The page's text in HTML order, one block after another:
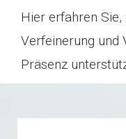
Hier erfahren
Verfeinerung und
Präsenz